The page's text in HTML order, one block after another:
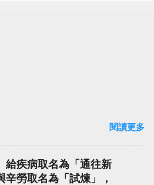
閱讀更多
給疾病取名為「通往新
勞取名為「試煉」，